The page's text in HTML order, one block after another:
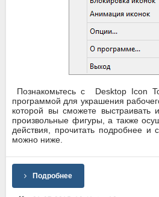
Познакомьтесь с Desktop Icon
программой для украшения
которой вы сможете выстраивать
произвольные фигуры, а также
действия, прочитать подробнее и
можно ниже.
Подробнее